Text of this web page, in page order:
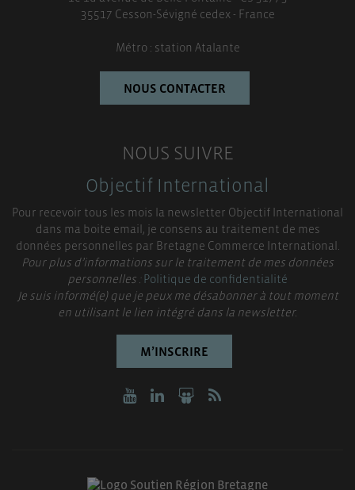
35517 Cesson-Sévigné cedex - France
Métro : station Atalante
NOUS CONTACTER
NOUS SUIVRE
Objectif International
Pour recevoir tous les mois la newsletter Objectif International
dans ma boite email, je consens au traitement de mes
données personnelles par Bretagne Commerce International.
Pour plus d’informations sur le traitement de mes données
personnelles :Politique de confidentialité
Je suis informé(e) que je peux me désabonner à tout moment
en utilisant le lien intégré dans la newsletter.
M’INSCRIRE